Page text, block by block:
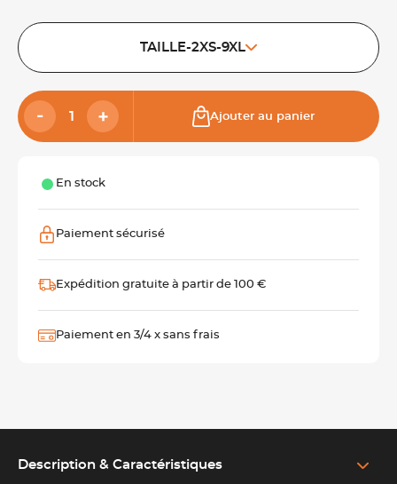
TAILLE-2XS-9XL
Ajouter au panier
En stock
Paiement sécurisé
Expédition gratuite à partir de 100 €
Paiement en 3/4 x sans frais
Description & Caractéristiques